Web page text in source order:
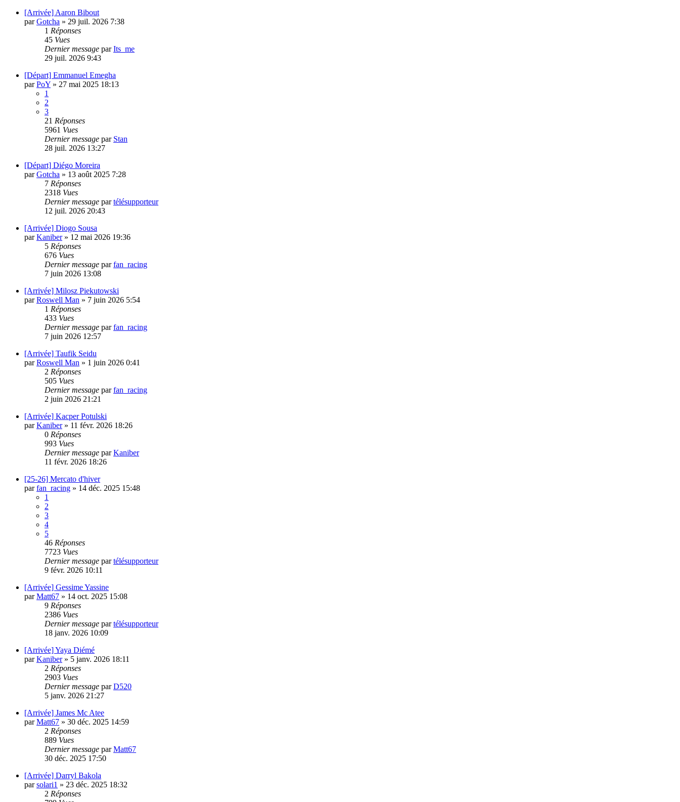
[Arrivée] Aaron Bibout
parGotcha » 29 juil. 2026 7:38
1 Réponses
45 Vues
Dernier message parIts_me
29 juil. 2026 9:43
[Départ] Emmanuel Emegha
parPoY » 27 mai 2025 18:13
1
2
3
21 Réponses
5961 Vues
Dernier message par Stan
28 juil. 2026 13:27
[Départ] Diégo Moreira
parGotcha » 13 août 2025 7:28
7 Réponses
2318 Vues
Dernier message partélésupporteur
12 juil. 2026 20:43
[Arrivée] Diogo Sousa
parKaniber» 12 mai 2026 19:36
5 Réponses
676 Vues
Dernier message parfan_racing
7 juin 2026 13:08
[Arrivée] Milosz Piekutowski
parRoswell Man » 7 juin 2026 5:54
1 Réponses
433 Vues
Dernier message parfan_racing
7 juin 2026 12:57
[Arrivée] Taufik Seidu
parRoswell Man » 1 juin 2026 0:41
2 Réponses
505 Vues
Dernier message parfan_racing
2 juin 2026 21:21
[Arrivée] Kacper Potulski
parKaniber» 11 févr. 2026 18:26
0 Réponses
993 Vues
Dernier message parKaniber
11 févr. 2026 18:26
[25-26] Mercato d'hiver
parfan_racing » 14 déc. 2025 15:48
1
2
3
4
5
46 Réponses
7723 Vues
Dernier message partélésupporteur
9 févr. 2026 10:11
[Arrivée] Gessime Yassine
parMatt67 » 14 oct. 2025 15:08
9 Réponses
2386 Vues
Dernier message partélésupporteur
18 janv. 2026 10:09
[Arrivée] Yaya Diémé
parKaniber» 5 janv. 2026 18:11
2 Réponses
2903 Vues
Dernier message parD520
5 janv. 2026 21:27
[Arrivée] James Mc Atee
parMatt67 » 30 déc. 2025 14:59
2 Réponses
889 Vues
Dernier message parMatt67
30 déc. 2025 17:50
[Arrivée] Darryl Bakola
parsolari1 » 23 déc. 2025 18:32
2 Réponses